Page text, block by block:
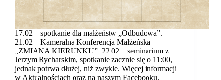
17.02 – spotkanie dla małżeństw „Odbudowa”.
21.02 – Kameralna Konferencja Małżeńska
„ZMIANA KIERUNKU”. 22.02 – seminarium z
Jerzym Rycharskim, spotkanie zacznie się o 11:00,
jednak potrwa dłużej, niż zwykle. Więcej informacji
w Aktualnościach oraz na naszym Facebooku.